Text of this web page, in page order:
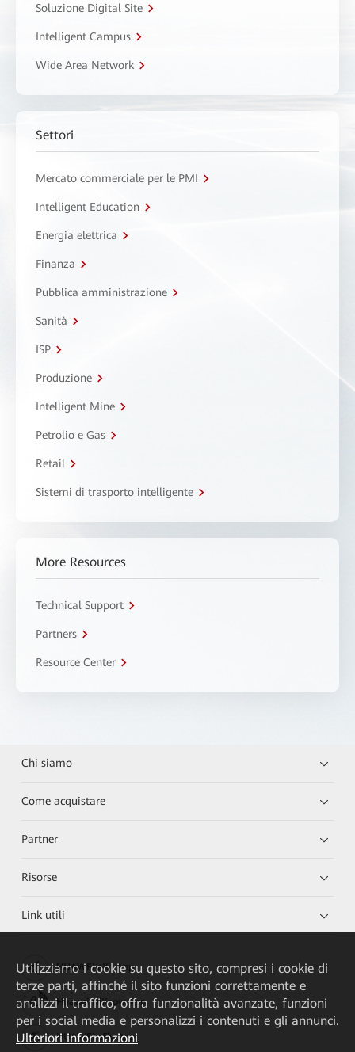
Soluzione Digital Site
Intelligent Campus
Wide Area Network
Settori
Mercato commerciale per le PMI
Intelligent Education
Energia elettrica
Finanza
Pubblica amministrazione
Sanità
ISP
Produzione
Intelligent Mine
Petrolio e Gas
Retail
Sistemi di trasporto intelligente
More Resources
Technical Support
Partners
Resource Center
Chi siamo
Come acquistare
Partner
Risorse
Link utili
HUAWEI eKit App
Huawei HiKnow App
HUAWEI eFly App
Utilizziamo i cookie su questo sito, compresi i cookie di
terze parti, affinché il sito funzioni correttamente e
analizzi il traffico, offra funzionalità avanzate, funzioni
per i social media e personalizzi i contenuti e gli annunci.
Ulteriori informazioni